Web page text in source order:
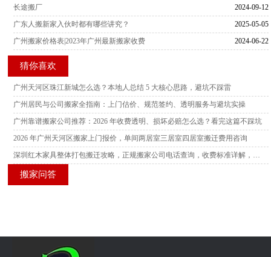
2024-09-12
长途搬厂
2025-05-05
广东人搬新家入伙时都有哪些讲究？
2024-06-22
广州搬家价格表|2023年广州最新搬家收费
猜你喜欢
广州天河区珠江新城怎么选？本地人总结 5 大核心思路，避坑不踩雷
广州居民与公司搬家全指南：上门估价、规范签约、透明服务与避坑实操
广州靠谱搬家公司推荐：2026 年收费透明、损坏必赔怎么选？看完这篇不踩坑
2026 年广州天河区搬家上门报价，单间两居室三居室四居室搬迁费用咨询
搬家问答